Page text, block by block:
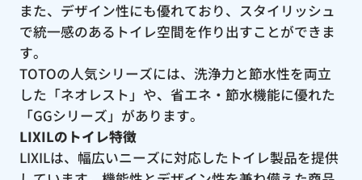
また、デザイン性にも優れており、スタイリッシュ
で統一感のあるトイレ空間を作り出すことができま
す。
TOTOの人気シリーズには、洗浄力と節水性を両立
した「ネオレスト」や、省エネ・節水機能に優れた
「GGシリーズ」があります。
LIXILのトイレ特徴
LIXILは、幅広いニーズに対応したトイレ製品を提供